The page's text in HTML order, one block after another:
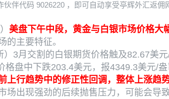
伙伴代码 9026220 ，即可自动享受亭辉外汇返佣
美盘下午中段，黄金与白银市场价格大
的主要特征。
3月交割的白银期货价格触及82.67美
盘中下跌203.4美元，报4349.3美元/
上行趋势中的修正性回调，整体上涨趋
场出现强劲的后续抛售压力，可能会